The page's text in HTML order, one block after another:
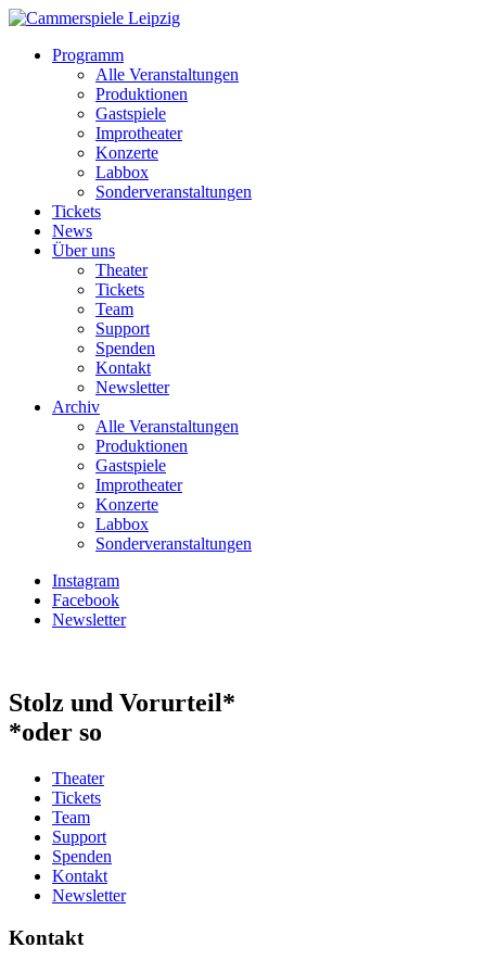
Programm
Alle Veranstaltungen
Produktionen
Gastspiele
Improtheater
Konzerte
Labbox
Sonderveranstaltungen
Tickets
News
Über uns
Theater
Tickets
Team
Support
Spenden
Kontakt
Newsletter
Archiv
Alle Veranstaltungen
Produktionen
Gastspiele
Improtheater
Konzerte
Labbox
Sonderveranstaltungen
Instagram
Facebook
Newsletter
Stolz und Vorurteil*
*oder so
Theater
Tickets
Team
Support
Spenden
Kontakt
Newsletter
Kontakt